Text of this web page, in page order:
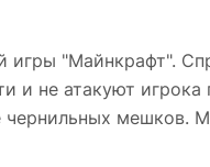
"Майнкрафт".
и не атакуют
мешков.